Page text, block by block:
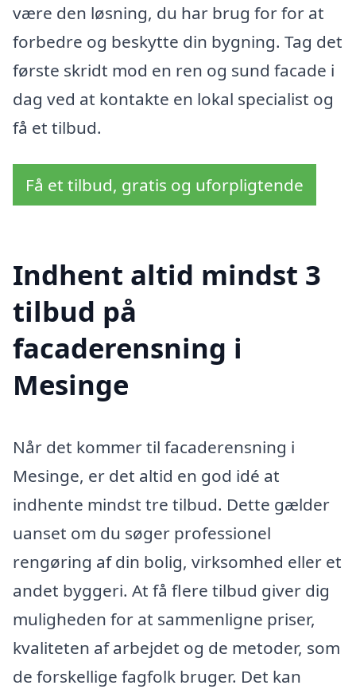
være den løsning, du har brug for for at
forbedre og beskytte din bygning. Tag det
første skridt mod en ren og sund facade i
dag ved at kontakte en lokal specialist og
få et tilbud.
Få et tilbud, gratis og uforpligtende
Indhent altid mindst 3
tilbud på
facaderensning i
Mesinge
Når det kommer til facaderensning i
Mesinge, er det altid en god idé at
indhente mindst tre tilbud. Dette gælder
uanset om du søger professionel
rengøring af din bolig, virksomhed eller et
andet byggeri. At få flere tilbud giver dig
muligheden for at sammenligne priser,
kvaliteten af arbejdet og de metoder, som
de forskellige fagfolk bruger. Det kan